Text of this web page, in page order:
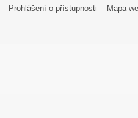
Prohlášení o přístupnosti Mapa